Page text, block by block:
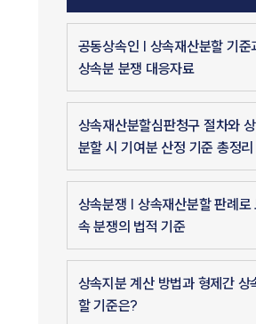
공동상속인 | 상속재산분할 기준
상속분 분쟁 대응자료
상속재산분할심판청구 절차와
분할 시 기여분 산정 기준 총정리
상속분쟁 | 상속재산분할 판례로
속 분쟁의 법적 기준
상속지분 계산 방법과 형제간 상
할 기준은?